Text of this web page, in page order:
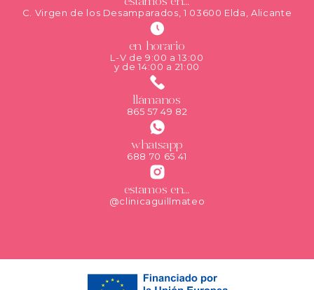
C. Virgen de los Desamparados, 1 03600 Elda, Alicante
en horario
L-V de 9:00 a 13:00
y de 14:00 a 21:00
llámanos
865 57 49 82
whatsapp
688 70 65 41
estamos en...
@clinicaguillmateo